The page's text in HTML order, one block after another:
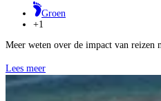
Groen
+1
Meer weten over de impact van reizen
Lees meer